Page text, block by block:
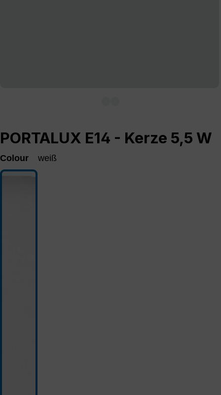
PORTALUX E14 - Kerze 5,5 W
Colour weiß